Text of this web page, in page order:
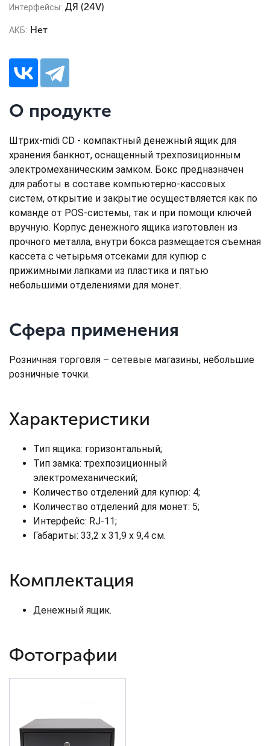
Интерфейсы: ДЯ (24V)
АКБ: Нет
О продукте
Штрих-midi CD - компактный денежный ящик для
хранения банкнот, оснащенный трехпозиционным
электромеханическим замком. Бокс предназначен
для работы в составе компьютерно-кассовых
систем, открытие и закрытие осуществляется как по
команде от POS-системы, так и при помощи ключей
вручную. Корпус денежного ящика изготовлен из
прочного металла, внутри бокса размещается съемная
кассета с четырьмя отсеками для купюр с
прижимными лапками из пластика и пятью
небольшими отделениями для монет.
Сфера применения
Розничная торговля – сетевые магазины, небольшие
розничные точки.
Характеристики
Тип ящика: горизонтальный;
Тип замка: трехпозиционный
электромеханический;
Количество отделений для купюр: 4;
Количество отделений для монет: 5;
Интерфейс: RJ-11;
Габариты: 33,2 х 31,9 х 9,4 см.
Комплектация
Денежный ящик.
Фотографии